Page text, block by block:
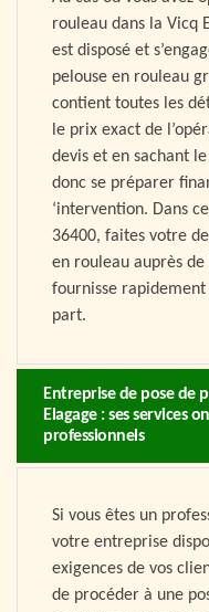
rouleau dans la Vicq
est disposé et
pelouse en rouleau
contient toutes les
le prix exact de
devis et en sachant
donc se préparer
‘intervention. Dans
36400, faites votre
en rouleau auprès de
fournisse
part.
Entreprise de pose de
Elagage : ses services
professionnels
Si vous êtes un
votre entreprise
exigences de vos
de procéder à une